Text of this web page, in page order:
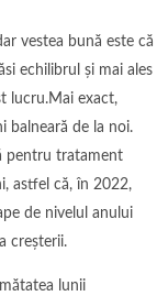
vestea bună este că
echilibrul și mai ales
lucru.Mai exact,
balneară de la noi.
pentru tratament
astfel că, în 2022,
de nivelul anului
creșterii.
lunii